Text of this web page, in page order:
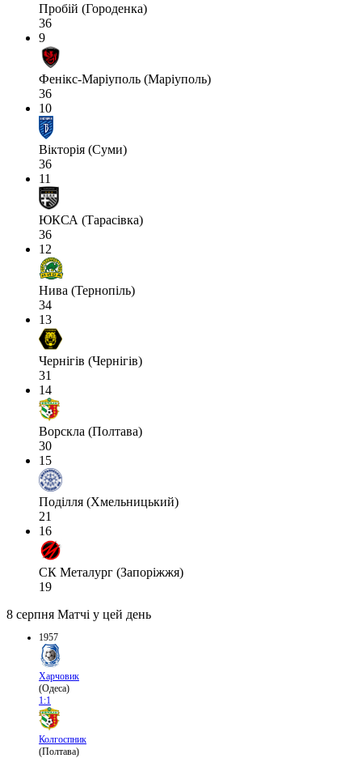
Пробій (Городенка)
36
9
Фенікс-Маріуполь (Маріуполь)
36
10
Вікторія (Суми)
36
11
ЮКСА (Тарасівка)
36
12
Нива (Тернопіль)
34
13
Чернігів (Чернігів)
31
14
Ворскла (Полтава)
30
15
Поділля (Хмельницький)
21
16
СК Металург (Запоріжжя)
19
8 серпня Матчі у цей день
1957
Харчовик
(Одеса)
1:1
Колгоспник
(Полтава)